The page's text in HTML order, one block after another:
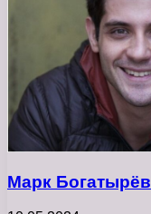
Марк Богатырёв